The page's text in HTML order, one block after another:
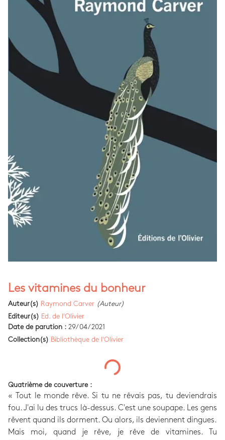
Les vitamines du bonheur
Auteur(s) Raymond Carver (Auteur)
Editeur(s) Ed. de l'Olivier
Date de parution : 29/04/2021
Collection(s) Bibliothèque de l'Olivier
Quatrième de couverture :
« Tout le monde rêve. Si tu ne rêvais pas, tu deviendrais
fou. J'ai lu des trucs là-dessus. C'est une soupape. Les gens
rêvent quand ils dorment. Ou alors, ils deviennent dingues.
Mais moi, quand je rêve, je rêve de vitamines. Tu